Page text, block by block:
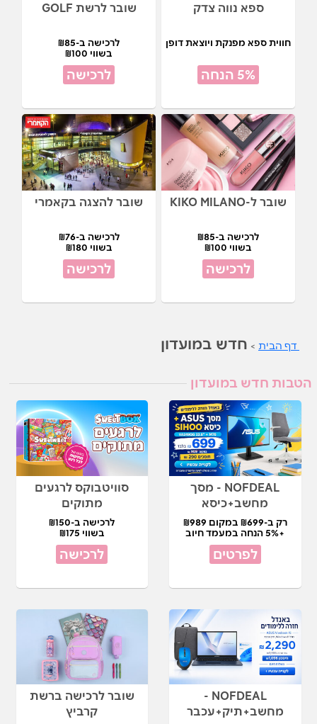
ספא נווה צדק
חווית ספא מפנקת ויוצאת דופן
5% הנחה
שובר לרשת GOLF
לרכישה ב-₪85
בשווי ₪100
לרכישה
שובר ל-KIKO MILANO
לרכישה ב-₪85
בשווי ₪100
לרכישה
שובר להצגה בקאמרי
לרכישה ב-₪76
בשווי ₪180
לרכישה
דף הבית > חדש במועדון
הטבות חדש במועדון
NOFDEAL - מסך
מחשב+כיסא
רק ב-₪699 במקום ₪989
+5% הנחה במעמד חיוב
לפרטים
סוויטבוקס לרגעים
מתוקים
לרכישה ב-₪150
בשווי ₪175
לרכישה
NOFDEAL -
מחשב+תיק+עכבר
שובר לרכישה ברשת
קרביץ